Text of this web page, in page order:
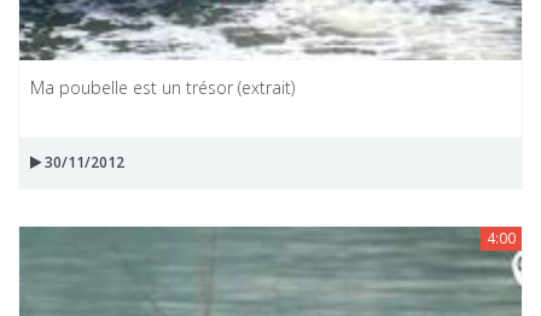
Ma poubelle est un trésor (extrait)
30/11/2012
4:00